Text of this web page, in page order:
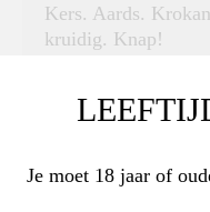
Kers. Aards.
kruidig. Knap!
Mencia + 20%
Je moet 18 jaar of